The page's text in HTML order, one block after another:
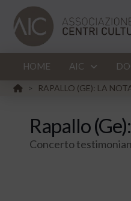
HOME AIC
HOME
> RAPALLO (GE): LA
Rapallo
Concerto